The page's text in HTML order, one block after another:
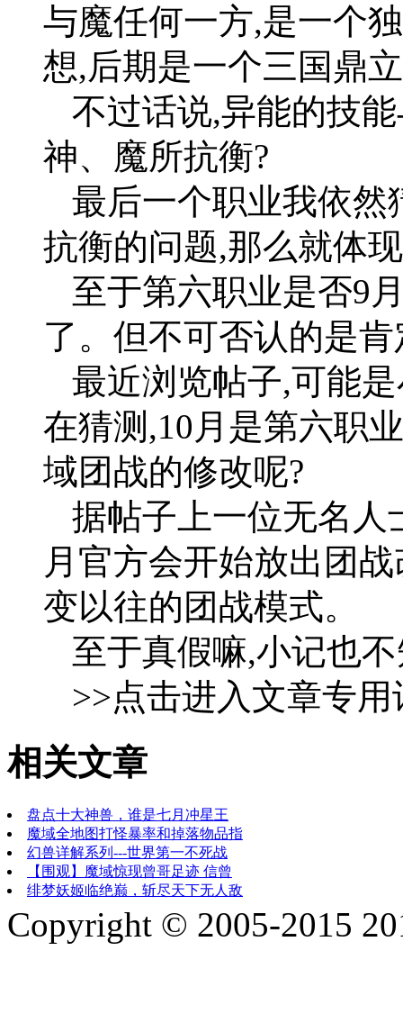
与魔任何一方,是一个
想,后期是一个三国鼎
不过话说,异能的技
神、魔所抗衡?
最后一个职业我依然
抗衡的问题,那么就体
至于第六职业是否9
了。但不可否认的是
最近浏览帖子,可能
在猜测,10月是第六职
域团战的修改呢?
据帖子上一位无名人
月官方会开始放出团
变以往的团战模式。
至于真假嘛,小记也
>>点击进入文章专用
相关文章
盘点十大神兽，谁是七月冲星王
魔域全地图打怪暴率和掉落物品指
幻兽详解系列---世界第一不死战
【围观】魔域惊现曾哥足迹 信曾
绯梦妖姬临绝巅，斩尽天下无人敌
Copyright © 2005-2015